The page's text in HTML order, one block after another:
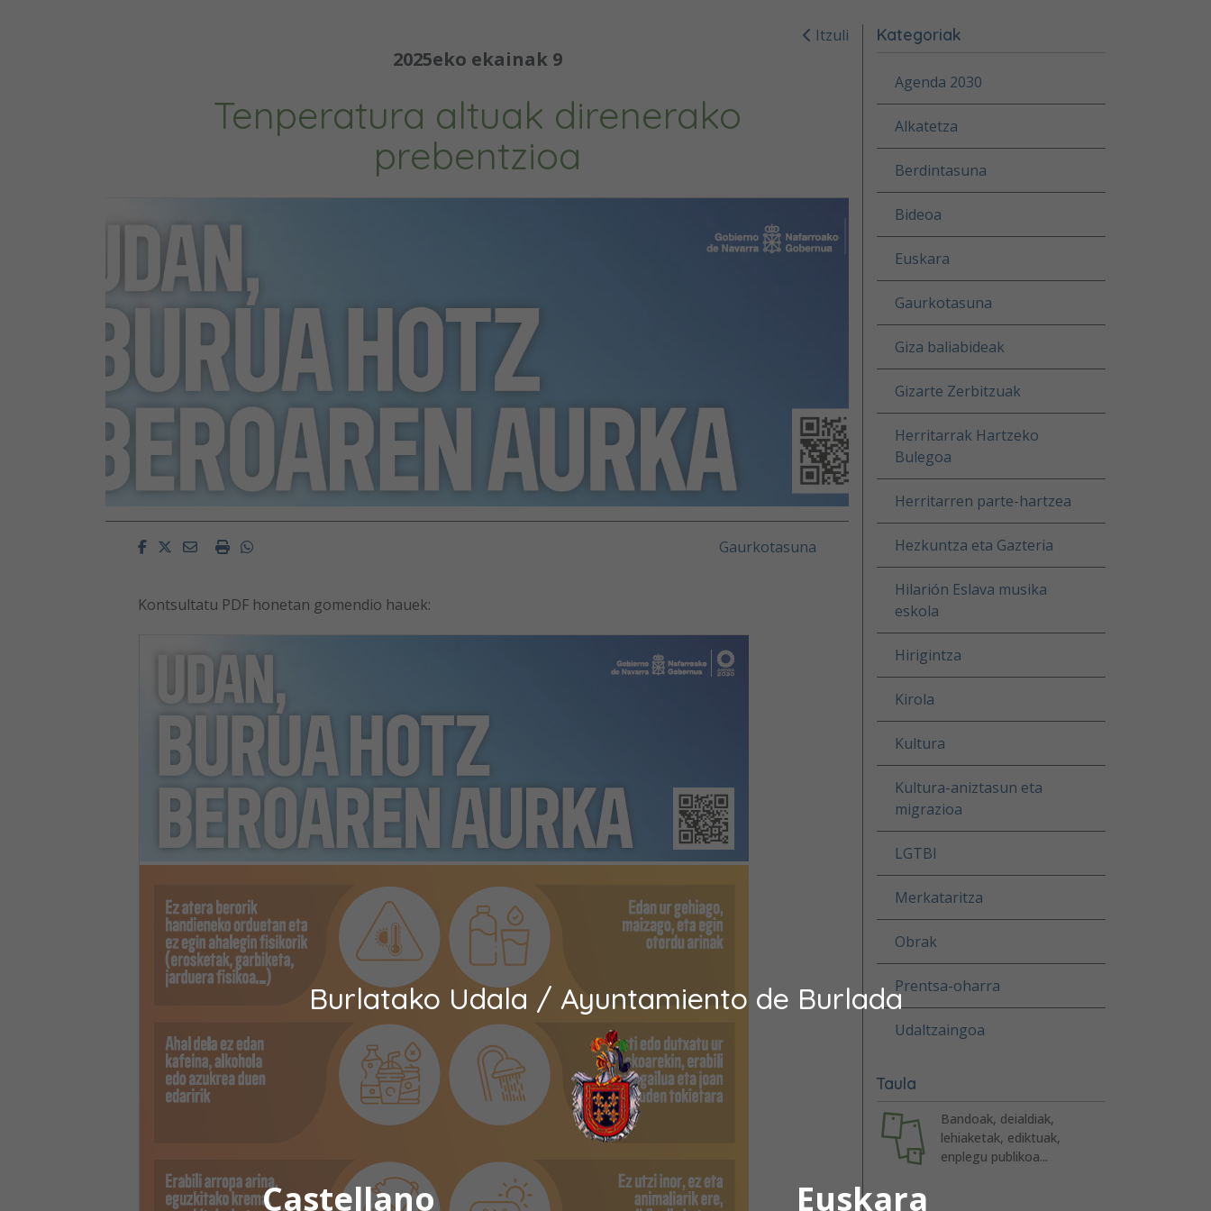
Burlatako Udala / Ayuntamiento de Burlada
Castellano Euskara
Itzuli
2025eko ekainak 9
Tenperatura altuak direnerako
prebentzioa
FacebookTwitterEmailImprimirWhatsapp Gaurkotasuna
Kontsultatu PDF honetan gomendio hauek:
Kategoriak
Agenda 2030
Alkatetza
Berdintasuna
Bideoa
Euskara
Gaurkotasuna
Giza baliabideak
Gizarte Zerbitzuak
Herritarrak Hartzeko
Bulegoa
Herritarren parte-hartzea
Hezkuntza eta Gazteria
Hilarión Eslava musika
eskola
Hirigintza
Kirola
Kultura
Kultura-aniztasun eta
migrazioa
LGTBI
Merkataritza
Obrak
Prentsa-oharra
Udaltzaingoa
Taula
Bandoak, deialdiak,
lehiaketak, ediktuak,
enplegu publikoa...